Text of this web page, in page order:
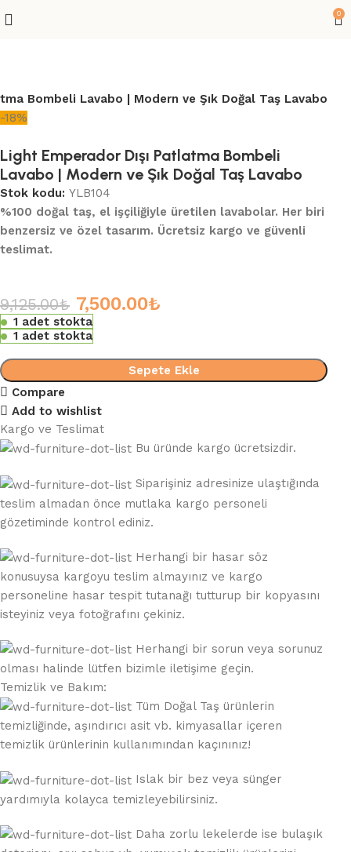
0
Bombeli Lavabo | Modern ve Şık Doğal Taş Lavabo
-18%
Light Emperador Dışı Patlatma Bombeli
Lavabo | Modern ve Şık Doğal Taş Lavabo
Stok kodu:YLB104
%100 doğal taş, el işçiliğiyle üretilen lavabolar. Her biri
benzersiz ve özel tasarım. Ücretsiz kargo ve güvenli
teslimat.
9,125.00₺ 7,500.00₺
1 adet stokta
1 adet stokta
Sepete Ekle
Compare
Add to wishlist
Kargo ve Teslimat
Bu üründe kargo ücretsizdir.
Siparişiniz adresinize ulaştığında
teslim almadan önce mutlaka kargo personeli
gözetiminde kontrol ediniz.
Herhangi bir hasar söz
konusuysa kargoyu teslim almayınız ve kargo
personeline hasar tespit tutanağı tutturup bir kopyasını
isteyiniz veya fotoğrafını çekiniz.
Herhangi bir sorun veya sorunuz
olması halinde lütfen bizimle iletişime geçin.
Temizlik ve Bakım:
Tüm Doğal Taş ürünlerin
temizliğinde, aşındırıcı asit vb. kimyasallar içeren
temizlik ürünlerinin kullanımından kaçınınız!
Islak bir bez veya sünger
yardımıyla kolayca temizleyebilirsiniz.
Daha zorlu lekelerde ise bulaşık